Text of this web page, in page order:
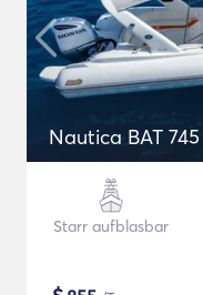
Nautica BAT 745
Starr aufblasbar